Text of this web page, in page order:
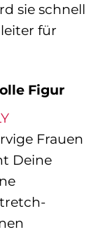
sie schnell
für
Figur
Frauen
Deine